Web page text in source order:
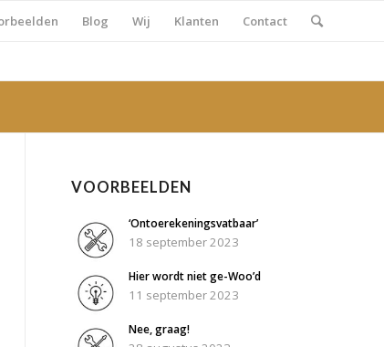
Blog Wij Klanten Contact
VOORBEELDEN
‘Ontoerekeningsvatbaar’
18 september 2023
Hier wordt niet ge-Woo’d
11 september 2023
Nee, graag!